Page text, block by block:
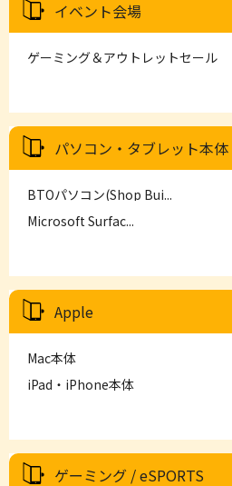
イベント会場
ゲーミング＆アウトレットセール
パソコン・タブレット本体
BTOパソコン(Shop Bui...
Microsoft Surfac...
Apple
Mac本体
iPad・iPhone本体
ゲーミング / eSPORTS